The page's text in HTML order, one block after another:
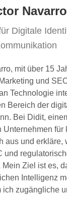
Navarro
Digitale
mit über 15
und
Technologie
Bereich der
Bei Didit,
Unternehmen für
aus und erkläre,
und
Ziel ist es,
Intelligenz
ich zugängliche